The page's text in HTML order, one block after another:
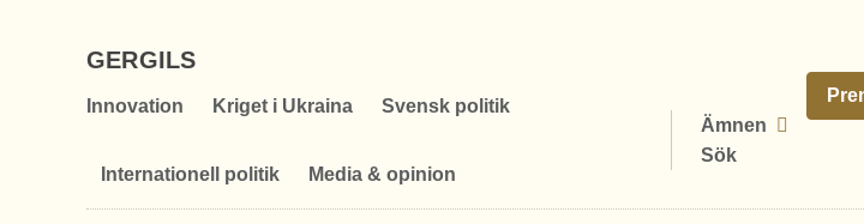
GERGILS
Innovation Kriget i Ukraina Svensk politik
Internationell politik Media & opinion
Ämnen
Sök